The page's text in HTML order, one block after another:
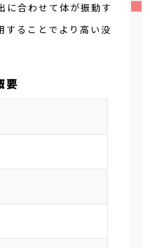
に合わせて体が振動す
することでより高い没
要